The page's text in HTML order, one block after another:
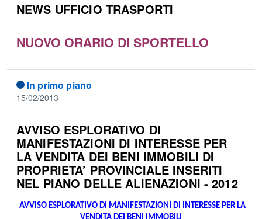
NEWS UFFICIO TRASPORTI
NUOVO ORARIO DI SPORTELLO
In primo piano
15/02/2013
AVVISO ESPLORATIVO DI
MANIFESTAZIONI DI INTERESSE PER
LA VENDITA DEI BENI IMMOBILI DI
PROPRIETA’ PROVINCIALE INSERITI
NEL PIANO DELLE ALIENAZIONI - 2012
AVVISO ESPLORATIVO DI MANIFESTAZIONI DI INTERESSE PER LA